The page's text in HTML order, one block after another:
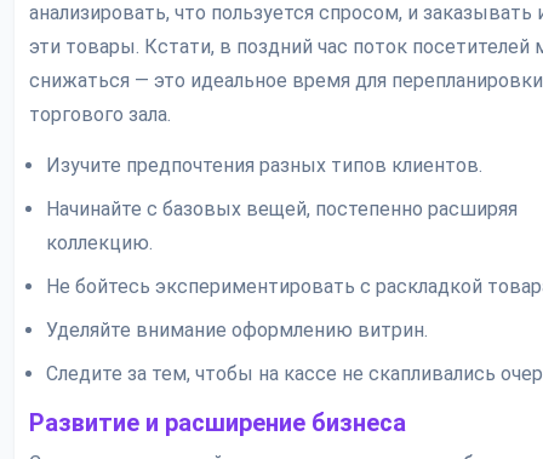
анализировать, что пользуется спросом, и заказывать
эти товары. Кстати, в поздний час поток посетителей
снижаться — это идеальное время для перепланировки
торгового зала.
Изучите предпочтения разных типов клиентов.
Начинайте с базовых вещей, постепенно расширяя
коллекцию.
Не бойтесь экспериментировать с раскладкой
Уделяйте внимание оформлению витрин.
Следите за тем, чтобы на кассе не скапливались
Развитие и расширение бизнеса